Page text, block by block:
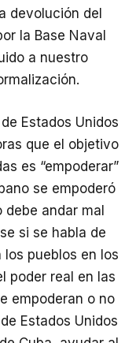
devolución del
la Base Naval
a nuestro
Estados Unidos
que el objetivo
es “empoderar”
se empoderó
andar mal
si se habla de
pueblos en los
poder real en las
empoderan o no
Estados Unidos